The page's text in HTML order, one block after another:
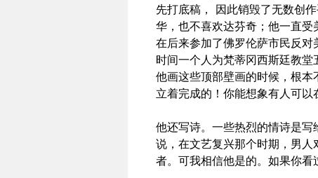
先打底稿，
因此销毁了无数创
华，也不喜欢达芬奇；他一直
在后来参加了佛罗伦萨市民反
时间一个人为梵蒂冈西斯廷教堂
他画这些顶部壁画的时候，根
立着完成的！你能想象有人可
他还写诗。一些热烈的情诗是
说，在文艺复兴那个时期，男
者。可我相信他是的。如果你看